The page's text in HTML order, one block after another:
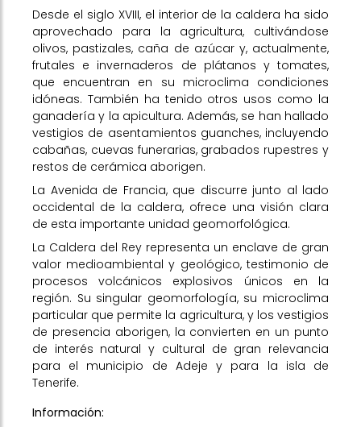
Desde el siglo XVIII, el interior de la caldera ha sido
aprovechado para la agricultura, cultivándose
olivos, pastizales, caña de azúcar y, actualmente,
frutales e invernaderos de plátanos y tomates,
que encuentran en su microclima condiciones
idóneas. También ha tenido otros usos como la
ganadería y la apicultura. Además, se han hallado
vestigios de asentamientos guanches, incluyendo
cabañas, cuevas funerarias, grabados rupestres y
restos de cerámica aborigen.
La Avenida de Francia, que discurre junto al lado
occidental de la caldera, ofrece una visión clara
de esta importante unidad geomorfológica.
La Caldera del Rey representa un enclave de gran
valor medioambiental y geológico, testimonio de
procesos volcánicos explosivos únicos en la
región. Su singular geomorfología, su microclima
particular que permite la agricultura, y los vestigios
de presencia aborigen, la convierten en un punto
de interés natural y cultural de gran relevancia
para el municipio de Adeje y para la isla de
Tenerife.
Información: